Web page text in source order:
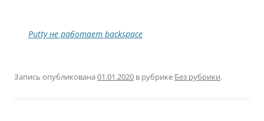
Putty не работает backspace
Запись опубликована 01.01.2020 в рубрике Без рубрики.